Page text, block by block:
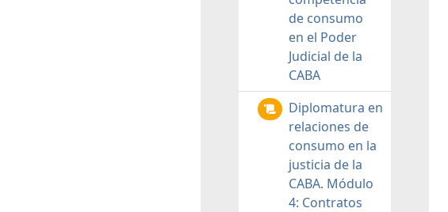
de consumo
en el Poder
Judicial de la
CABA
Diplomatura en
relaciones de
consumo en la
justicia de la
CABA. Módulo
4: Contratos